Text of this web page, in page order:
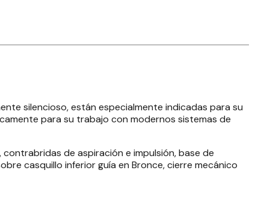
silencioso, están especialmente indicadas para su
para su trabajo con modernos sistemas de
de aspiración e impulsión, base de
casquillo inferior guía en Bronce, cierre mecánico